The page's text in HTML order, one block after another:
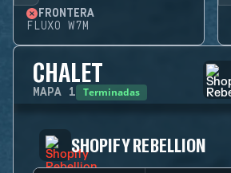
FRONTERA
FLUXO W7M
CHALET
MAPA 1 Terminadas
SHOPIFY REBELLION